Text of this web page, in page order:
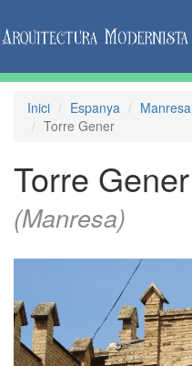
Inici Espanya Manresa
Torre Gener
Torre Gener
(Manresa)